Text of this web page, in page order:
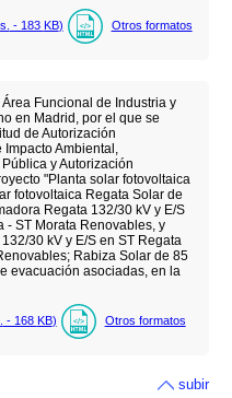
- 183 KB) Otros formatos
Funcional de Industria y
en Madrid, por el que se
de Autorización
Ambiental,
y Autorización
"Planta solar fotovoltaica
fotovoltaica Regata Solar de
Regata 132/30 kV y E/S
- ST Morata Renovables, y
30 kV y E/S en ST Regata
Rabiza Solar de 85
evacuación asociadas, en la
- 168 KB) Otros formatos
subir